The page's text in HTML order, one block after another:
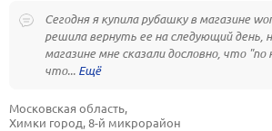
Сегодня я купила рубашку в магазине
решила вернуть ее на следующий день,
магазине мне сказали дословно, что "по
что...
Московская область,
Химки город, 8-й микрорайон